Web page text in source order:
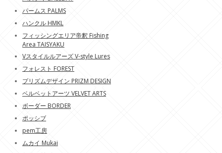
パームス PALMS
ハンクル HMKL
フィッシングエリア帝釈 Fishing
Area TAISYAKU
Vスタイルルアーズ V-style Lures
フォレスト FOREST
プリズムデザイン PRIZM DESIGN
ベルベットアーツ VELVET ARTS
ボーダー BORDER
ポッシブ
pem工房
ムカイ Mukai